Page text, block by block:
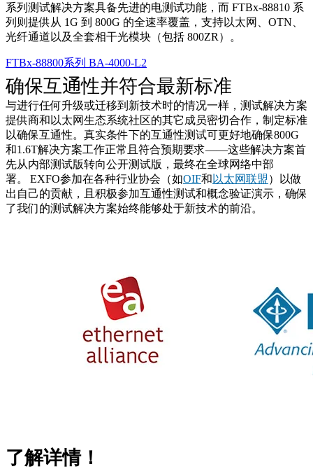
系列测试解决方案具备先进的电测试功能，而 FTBx-88810 系
列则提供从 1G 到 800G 的全速率覆盖，支持以太网、OTN、
光纤通道以及全套相干光模块（包括 800ZR）。
FTBx-88800系列 BA-4000-L2
确保互通性并符合最新标准
与进行任何升级或迁移到新技术时的情况一样，测试解决方案
提供商和以太网生态系统社区的其它 成员密切合作，制定标准
以确保互通性。 真实条件下的互通性测试可更好地确保800G
和1.6T解决方案工作正常 且符合预期要求——这些解决方案首
先从内部测试版转向公开测试版，最终在全球网络中部
署。 EXFO参加在各种行业协会 （如OIF和 以太网联盟）
以做
出自己的贡献 ， 且积极参加互通性测试和概念验证演示，确保
了我们的测试解决方案始终能够处于新技术的前沿。
了解详情！